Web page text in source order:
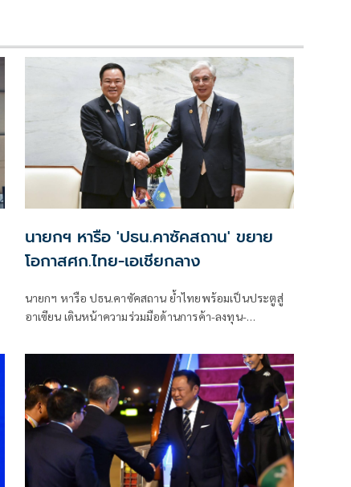
นายกฯ หารือ 'ปธน.คาซัคสถาน' ขยาย
โอกาสศก.ไทย-เอเชียกลาง
นายกฯ หารือ ปธน.คาซัคสถาน ย้ำไทยพร้อมเป็นประตูสู่
อาเซียน เดินหน้าความร่วมมือด้านการค้า-ลงทุน-
กลาง